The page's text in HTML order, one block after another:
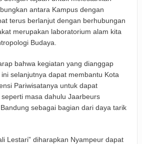
antara Kampus dengan
terus berlanjut dengan berhubungan
merupakan laboratorium alam kita
Budaya.
bahwa kegiatan yang dianggap
selanjutnya dapat membantu Kota
Pariwisatanya untuk dapat
masa dahulu Jaarbeurs
sebagai bagian dari daya tarik
Lestari” diharapkan Nyampeur dapat